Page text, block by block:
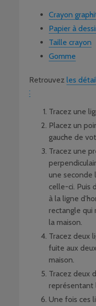
Crayon
Papier à
Taille crayon
Gomme
Retrouvez les
:
Tracez une
Placez un
gauche de
Tracez une
une seconde
celle-ci. Puis
à la ligne
rectangle qui
la maison.
Tracez deux
fuite aux
maison.
Tracez deux
représentant
Une fois ces